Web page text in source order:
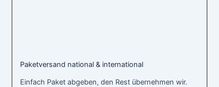
Paketversand national & international
Einfach Paket abgeben, den Rest übernehmen wir.